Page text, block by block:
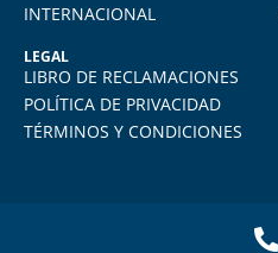
INTERNACIONAL
LEGAL
LIBRO DE RECLAMACIONES
POLÍTICA DE PRIVACIDAD
TÉRMINOS Y CONDICIONES